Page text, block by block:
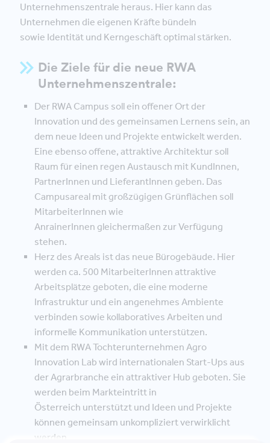
Unternehmenszentrale heraus. Hier kann das
Unternehmen die eigenen Kräfte bündeln
sowie Identität und Kerngeschäft optimal stärken.
Die Ziele für die neue RWA
Unternehmenszentrale:
Der RWA Campus soll ein offener Ort der
Innovation und des gemeinsamen Lernens sein, an
dem neue Ideen und Projekte entwickelt werden.
Eine ebenso offene, attraktive Architektur soll
Raum für einen regen Austausch mit KundInnen,
PartnerInnen und LieferantInnen geben. Das
Campusareal mit großzügigen Grünflächen soll
MitarbeiterInnen wie
AnrainerInnen gleichermaßen zur Verfügung
stehen.
Herz des Areals ist das neue Bürogebäude. Hier
werden ca. 500 MitarbeiterInnen attraktive
Arbeitsplätze geboten, die eine moderne
Infrastruktur und ein angenehmes Ambiente
verbinden sowie kollaboratives Arbeiten und
informelle Kommunikation unterstützen.
Mit dem RWA Tochterunternehmen Agro
Innovation Lab wird internationalen Start-Ups aus
der Agrarbranche ein attraktiver Hub geboten. Sie
werden beim Markteintritt in
Österreich unterstützt und Ideen und Projekte
können gemeinsam unkompliziert verwirklicht
werden.